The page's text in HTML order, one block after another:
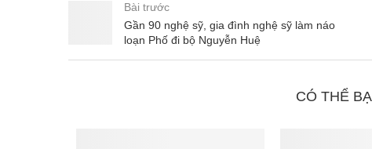
Bài trước
Gần 90 nghệ sỹ, gia đình nghệ sỹ làm náo
loạn Phố đi bộ Nguyễn Huệ
CÓ THỂ